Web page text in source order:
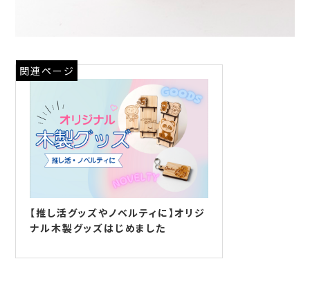
関連ページ
【推し活グッズやノベルティに】オリジ
ナル木製グッズはじめました